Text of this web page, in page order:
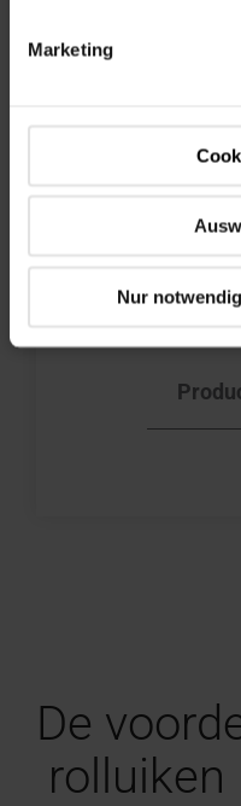
Marketing
Nur
en
De
rolluiken